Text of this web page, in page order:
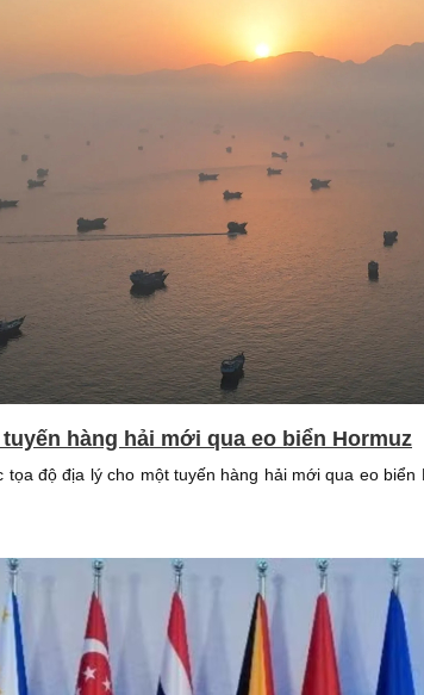
hàng hải mới qua eo biển Hormuz
tọa độ địa lý cho một tuyến hàng hải mới qua eo